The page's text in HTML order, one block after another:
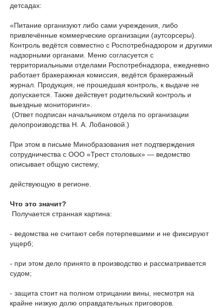
детсадах:
«Питание организуют либо сами учреждения, либо
привлечённые коммерческие организации (аутсорсеры).
Контроль ведётся совместно с Роспотребнадзором и другими
надзорными органами. Меню согласуется с
территориальными отделами Роспотребнадзора, ежедневно
работает бракеражная комиссия, ведётся бракеражный
журнал. Продукция, не прошедшая контроль, к выдаче не
допускается. Также действует родительский контроль и
выездные мониторинги».
(Ответ подписан начальником отдела по организации
делопроизводства Н. А. Лобановой.)
При этом в письме Минобразования нет подтверждения
сотрудничества с ООО «Трест столовых» — ведомство
описывает общую систему,
действующую в регионе.
Что это значит?
Получается странная картина:
- ведомства не считают себя потерпевшими и не фиксируют
ущерб;
- при этом дело принято в производство и рассматривается
судом;
- защита стоит на полном отрицании вины, несмотря на
крайне низкую долю оправдательных приговоров.